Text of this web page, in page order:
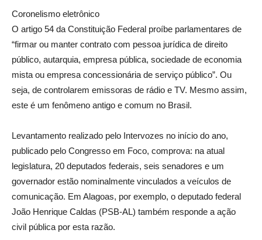
Coronelismo eletrônico
O artigo 54 da Constituição Federal proíbe parlamentares de
“firmar ou manter contrato com pessoa jurídica de direito
público, autarquia, empresa pública, sociedade de economia
mista ou empresa concessionária de serviço público”. Ou
seja, de controlarem emissoras de rádio e TV. Mesmo assim,
este é um fenômeno antigo e comum no Brasil.
Levantamento realizado pelo Intervozes no início do ano,
publicado pelo Congresso em Foco, comprova: na atual
legislatura, 20 deputados federais, seis senadores e um
governador estão nominalmente vinculados a veículos de
comunicação. Em Alagoas, por exemplo, o deputado federal
João Henrique Caldas (PSB-AL) também responde a ação
civil pública por esta razão.